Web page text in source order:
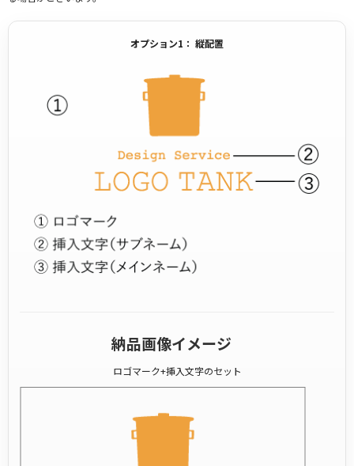
オプション1： 縦配置
納品画像イメージ
ロゴマーク+挿入文字のセット